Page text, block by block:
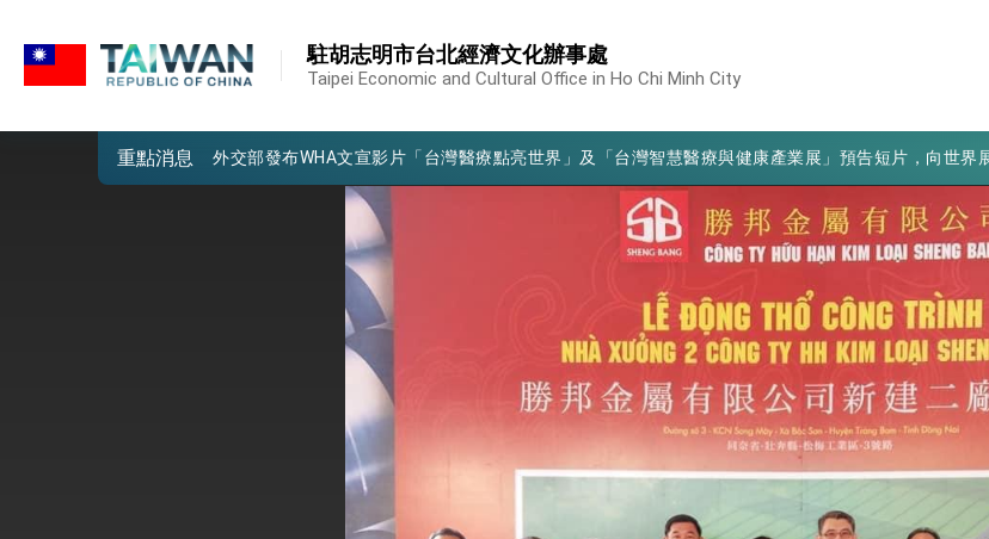
駐胡志明市台北經濟文化辦事處
Taipei Economic and Cultural Office in Ho Chi Minh City
重點消息
我國政府將在美國亞利桑納州設立「駐鳳凰城辦事處」，進一步深化台美交流合作
外交部發布WHA文宣影片「台灣醫療點亮世界」及「台灣智慧醫療與健康產業展」預告短片，向世界
總統出訪史瓦帝尼返國談話 強調臺灣人有權利走向世界 盼與理念相近國家共同維護國際秩序
堅定走向世界 賴總統抵達史瓦帝尼王國進行國是訪問
總統與五院院長新春茶敘 盼化分歧為團結、為國家邁出合作第一步
總統農曆春節談話
台美貿易協議完成簽署達成6大目標、創5大歷史性突破 總統強調將以3大面向加速臺灣經濟轉型升
臺美簽署「對等貿易協定」確立對等關稅15%且不疊加 我輸美2072項產品豁免對等關稅
總統接受「法新社」（AFP）專訪內容